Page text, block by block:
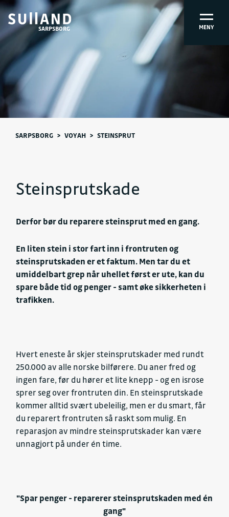
SARPSBORG MENY
SARPSBORG > VOYAH > STEINSPRUT
Steinsprutskade
Derfor bør du reparere steinsprut med en gang.
En liten stein i stor fart inn i frontruten og
steinsprutskaden er et faktum. Men tar du et
umiddelbart grep når uhellet først er ute, kan du
spare både tid og penger - samt øke sikkerheten i
trafikken.
Hvert eneste år skjer steinsprutskader med rundt
250.000 av alle norske bilførere. Du aner fred og
ingen fare, før du hører et lite knepp - og en isrose
sprer seg over frontruten din. En steinsprutskade
kommer alltid svært ubeleilig, men er du smart, får
du reparert frontruten så raskt som mulig. En
reparasjon av mindre steinsprutskader kan være
unnagjort på under én time.
"Spar penger - reparerer steinsprutskaden med én
gang"